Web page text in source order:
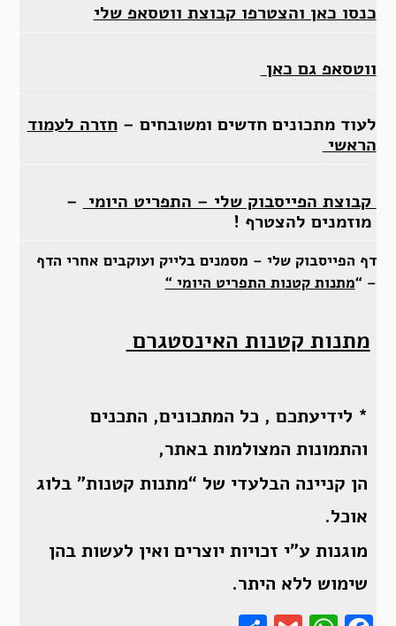
כנסו כאן והצטרפו קבוצת ווטסאפ שלי
ווטסאפ גם כאן
לעוד מתכונים חדשים ומשובחים –חזרה לעמוד
הראשי
קבוצת הפייסבוק שלי – התפריט היומי –
מוזמנים להצטרף !
דף הפייסבוק שלי – מסמנים בלייק ועוקבים אחרי הדף
– “מתנות קטנות התפריט היומי “
מתנות קטנות האינסטגרם
* לידיעתכם , כל המתכונים, התכנים
והתמונות המצולמות באתר,
הן קניינה הבלעדי של “מתנות קטנות” בלוג
אוכל.
מוגנות ע”י זכויות יוצרים ואין לעשות בהן
שימוש ללא היתר.